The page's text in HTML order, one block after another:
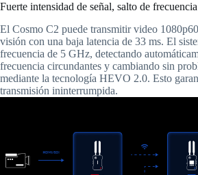
Fuerte intensidad de señal, salto de
El Cosmo C2 puede transmitir video
visión con una baja latencia de 33 ms. El
frecuencia de 5 GHz, detectando
frecuencia circundantes y cambiando sin
mediante la tecnología HEVO 2.0. Esto
transmisión ininterrumpida.